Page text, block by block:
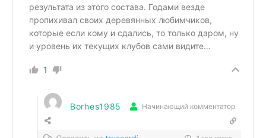
результата из этого состава. Годами везде
пропихивал своих деревянных любимчиков,
которые если кому и сдались, то только даром, ну
и уровень их текущих клубов сами видите…
1
Borhes1985 Начинающий комментатор